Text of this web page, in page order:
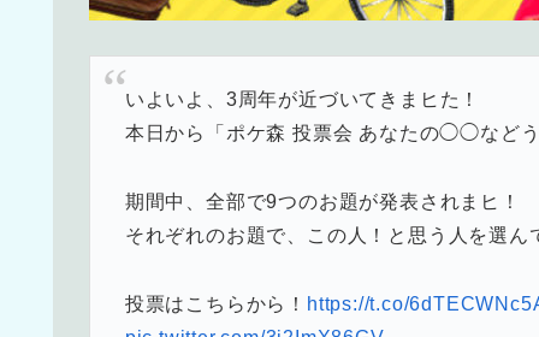
いよいよ、3周年が近づいてきまヒた！
本日から「ポケ森 投票会 あなたの◯◯など
期間中、全部で9つのお題が発表されまヒ！
それぞれのお題で、この人！と思う人を選ん
投票はこちらから！ https://t.co/